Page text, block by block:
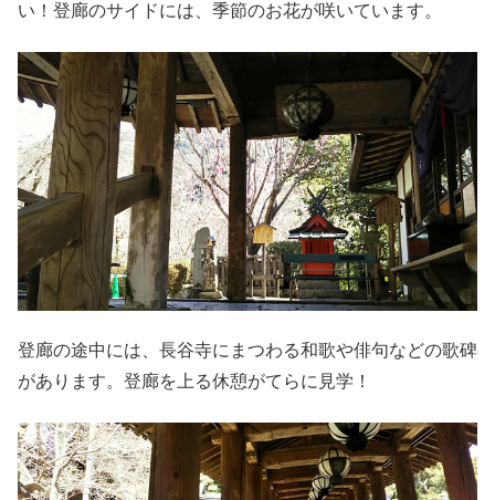
い！登廊のサイドには、季節のお花が咲いています。
登廊の途中には、長谷寺にまつわる和歌や俳句などの歌碑
があります。登廊を上る休憩がてらに見学！